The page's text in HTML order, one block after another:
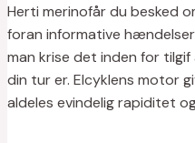
Herti merinofår du besked
foran informative
man krise det inden for
din tur er. Elcyklens motor
aldeles evindelig rapiditet